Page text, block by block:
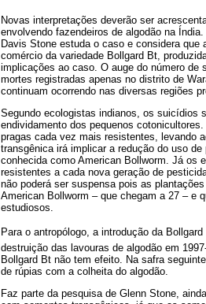
Novas interpretações deverão ser
envolvendo fazendeiros de algodão na
Davis Stone estuda o caso e considera que
comércio da variedade Bollgard Bt,
implicações ao caso. O auge do número
mortes registradas apenas no distrito de
continuam ocorrendo nas diversas regiões
Segundo ecologistas indianos, os suicídios
endividamento dos pequenos
pragas cada vez mais resistentes, levando
transgênica irá implicar a redução do uso
conhecida como American Bollworm. Já os
resistentes a cada nova geração de
não poderá ser suspensa pois as
American Bollworm – que chegam a 27 – e
estudiosos.
Para o antropólogo, a introdução da
destruição das lavouras de algodão em
Bollgard Bt não tem efeito. Na safra
de rúpias com a colheita do algodão.
Faz parte da pesquisa de Glenn Stone,